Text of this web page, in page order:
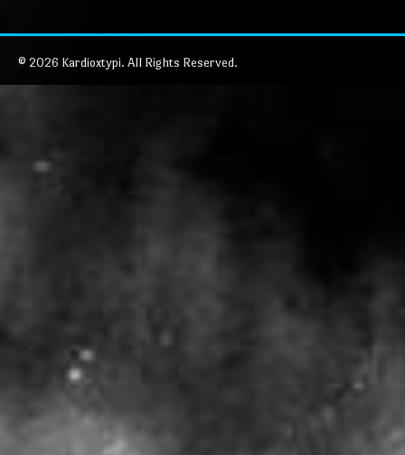
© 2026 Kardioxtypi. All Rights Reserved.